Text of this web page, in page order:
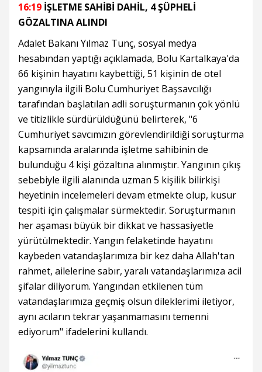
16:19 İŞLETME SAHİBİ DAHİL, 4 ŞÜPHELİ
GÖZALTINA ALINDI
Adalet Bakanı Yılmaz Tunç, sosyal medya
hesabından yaptığı açıklamada, Bolu Kartalkaya'da
66 kişinin hayatını kaybettiği, 51 kişinin de otel
yangınıyla ilgili Bolu Cumhuriyet Başsavcılığı
tarafından başlatılan adli soruşturmanın çok yönlü
ve titizlikle sürdürüldüğünü belirterek, "6
Cumhuriyet savcımızın görevlendirildiği soruşturma
kapsamında aralarında işletme sahibinin de
bulunduğu 4 kişi gözaltına alınmıştır. Yangının çıkış
sebebiyle ilgili alanında uzman 5 kişilik bilirkişi
heyetinin incelemeleri devam etmekte olup, kusur
tespiti için çalışmalar sürmektedir. Soruşturmanın
her aşaması büyük bir dikkat ve hassasiyetle
yürütülmektedir. Yangın felaketinde hayatını
kaybeden vatandaşlarımıza bir kez daha Allah'tan
rahmet, ailelerine sabır, yaralı vatandaşlarımıza acil
şifalar diliyorum. Yangından etkilenen tüm
vatandaşlarımıza geçmiş olsun dileklerimi iletiyor,
aynı acıların tekrar yaşanmamasını temenni
ediyorum" ifadelerini kullandı.